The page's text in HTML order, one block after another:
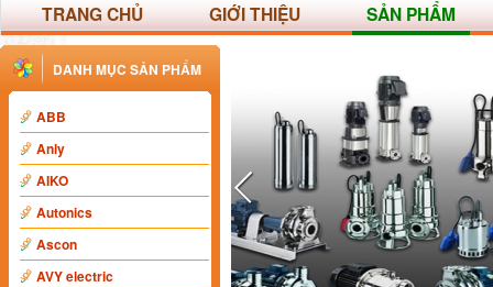
TRANG CHỦ GIỚI THIỆU SẢN PHẨM
DANH MỤC SẢN PHẨM
ABB
Anly
AIKO
Autonics
Ascon
AVY electric